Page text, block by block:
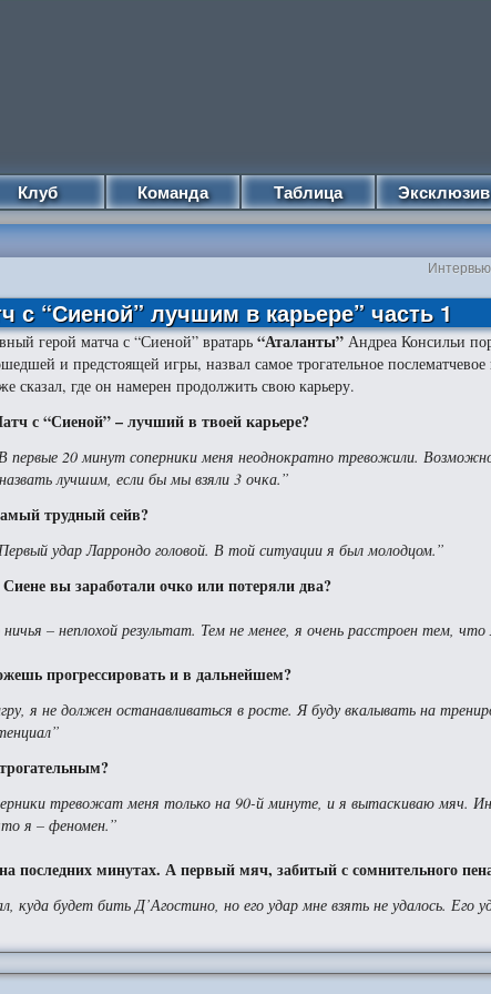
Клуб Команда Таблица Эксклюзив
с “Сиеной” лучшим в карьере” часть 1
герой матча с “Сиеной” вратарь“Аталанты” Андреа Консильи
и предстоящей игры, назвал самое трогательное послематчевое
сказал, где он намерен продолжить свою карьеру.
с “Сиеной” – лучший в твоей карьере?
первые 20 минут соперники меня неоднократно тревожили.
лучшим, если бы мы взяли 3 очка.”
трудный сейв?
удар Ларрондо головой. В той ситуации я был молодцом.”
вы заработали очко или потеряли два?
– неплохой результат. Тем не менее, я очень расстроен тем,
прогрессировать и в дальнейшем?
я не должен останавливаться в росте. Я буду вкалывать на
тревожат меня только на 90-й минуте, и я вытаскиваю мяч.
я – феномен.”
последних минутах. А первый мяч, забитый с сомнительного
куда будет бить Д’Агостино, но его удар мне взять не удалось. Его